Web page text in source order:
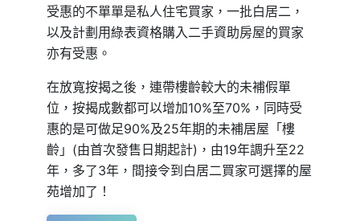
受惠的不單單是私人住宅買家，一批白居二，
以及計劃用綠表資格購入二手資助房屋的買家
亦有受惠。
在放寬按揭之後，連帶樓齡較大的未補假單
位，按揭成數都可以增加10%至70%，同時受
惠的是可做足90%及25年期的未補居屋「樓
齡」(由首次發售日期起計)，由19年調升至22
年，多了3年，間接令到白居二買家可選擇的屋
苑增加了！